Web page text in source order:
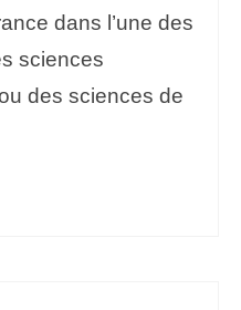
dans l’une des
sciences
des sciences de